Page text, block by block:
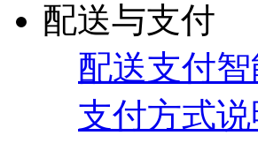
配送与支付
配送支付
支付方式说